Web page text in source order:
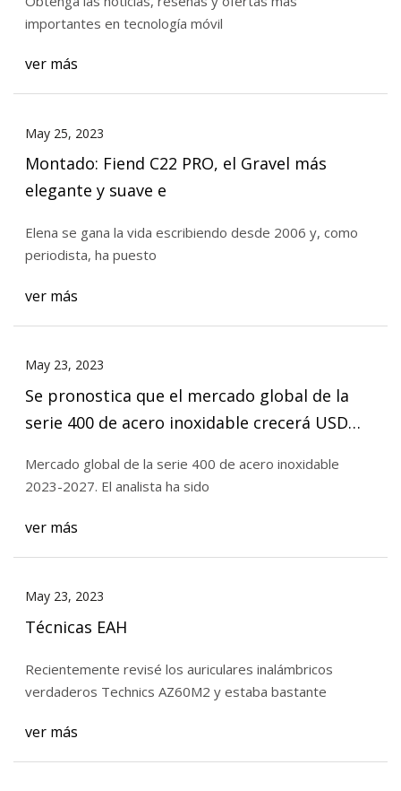
importantes en tecnología móvil
ver más
May 25, 2023
Montado: Fiend C22 PRO, el Gravel más
elegante y suave e
Elena se gana la vida escribiendo desde 2006 y, como
periodista, ha puesto
ver más
May 23, 2023
Se pronostica que el mercado global de la
serie 400 de acero inoxidable crecerá USD
Mercado global de la serie 400 de acero inoxidable
2023-2027. El analista ha sido
ver más
May 23, 2023
Técnicas EAH
Recientemente revisé los auriculares inalámbricos
verdaderos Technics AZ60M2 y estaba bastante
ver más